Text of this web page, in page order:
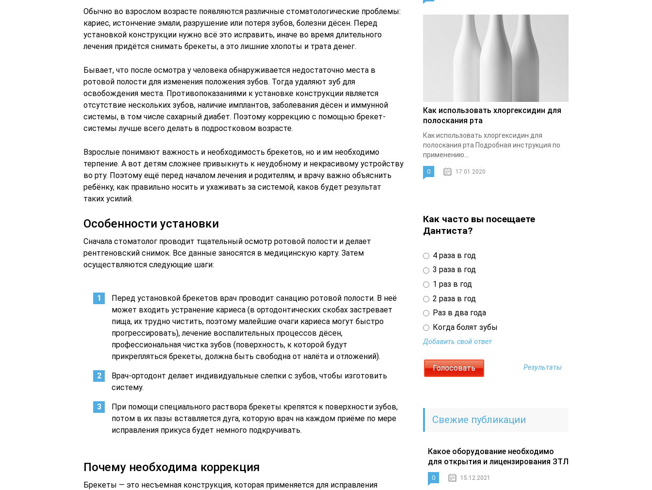
Обычно во взрослом возрасте появляются различные стоматологические проблемы:
кариес, истончение эмали, разрушение или потеря зубов, болезни дёсен. Перед
установкой конструкции нужно всё это исправить, иначе во время длительного
лечения придётся снимать брекеты, а это лишние хлопоты и трата денег.
Бывает, что после осмотра у человека обнаруживается недостаточно места в
ротовой полости для изменения положения зубов. Тогда удаляют зуб для
освобождения места. Противопоказаниями к установке конструкции является
отсутствие нескольких зубов, наличие имплантов, заболевания дёсен и иммунной
системы, в том числе сахарный диабет. Поэтому коррекцию с помощью брекет-
системы лучше всего делать в подростковом возрасте.
Взрослые понимают важность и необходимость брекетов, но и им необходимо
терпение. А вот детям сложнее привыкнуть к неудобному и некрасивому устройству
во рту. Поэтому ещё перед началом лечения и родителям, и врачу важно объяснить
ребёнку, как правильно носить и ухаживать за системой, каков будет результат
таких усилий.
Особенности установки
Сначала стоматолог проводит тщательный осмотр ротовой полости и делает
рентгеновский снимок. Все данные заносятся в медицинскую карту. Затем
осуществляются следующие шаги:
Перед установкой брекетов врач проводит санацию ротовой полости. В неё
может входить устранение кариеса (в ортодонтических скобах застревает
пища, их трудно чистить, поэтому малейшие очаги кариеса могут быстро
прогрессировать), лечение воспалительных процессов дёсен,
профессиональная чистка зубов (поверхность, к которой будут
прикрепляться брекеты, должна быть свободна от налёта и отложений).
Врач-ортодонт делает индивидуальные слепки с зубов, чтобы изготовить
систему.
При помощи специального раствора брекеты крепятся к поверхности зубов,
потом в их пазы вставляется дуга, которую врач на каждом приёме по мере
исправления прикуса будет немного подкручивать.
Почему необходима коррекция
Брекеты — это несъемная конструкция, которая применяется для исправления
Как использовать хлоргексидин для
полоскания рта
Как использовать хлоргексидин для
полоскания рта Подробная инструкция по
применению...
0 17.01.2020
Как часто вы посещаете
Дантиста?
4 раза в год
3 раза в год
1 раз в год
2 раза в год
Раз в два года
Когда болят зубы
Добавить свой ответ
Результаты
Свежие публикации
Какое оборудование необходимо
для открытия и лицензирования ЗТЛ
0 15.12.2021